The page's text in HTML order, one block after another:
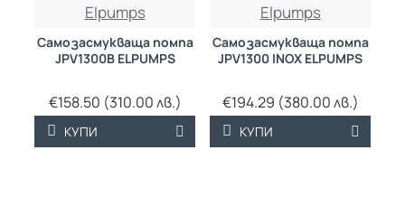
Elpumps
Самозасмукваща помпа
JPV1300B ELPUMPS
€158.50 (310.00 лв.)
КУПИ
Elpumps
Самозасмукваща помпа
JPV1300 INOX ELPUMPS
€194.29 (380.00 лв.)
КУПИ